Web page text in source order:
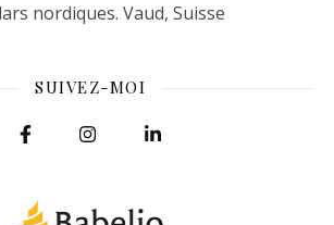
nordiques. Vaud, Suisse
SUIVEZ-MOI